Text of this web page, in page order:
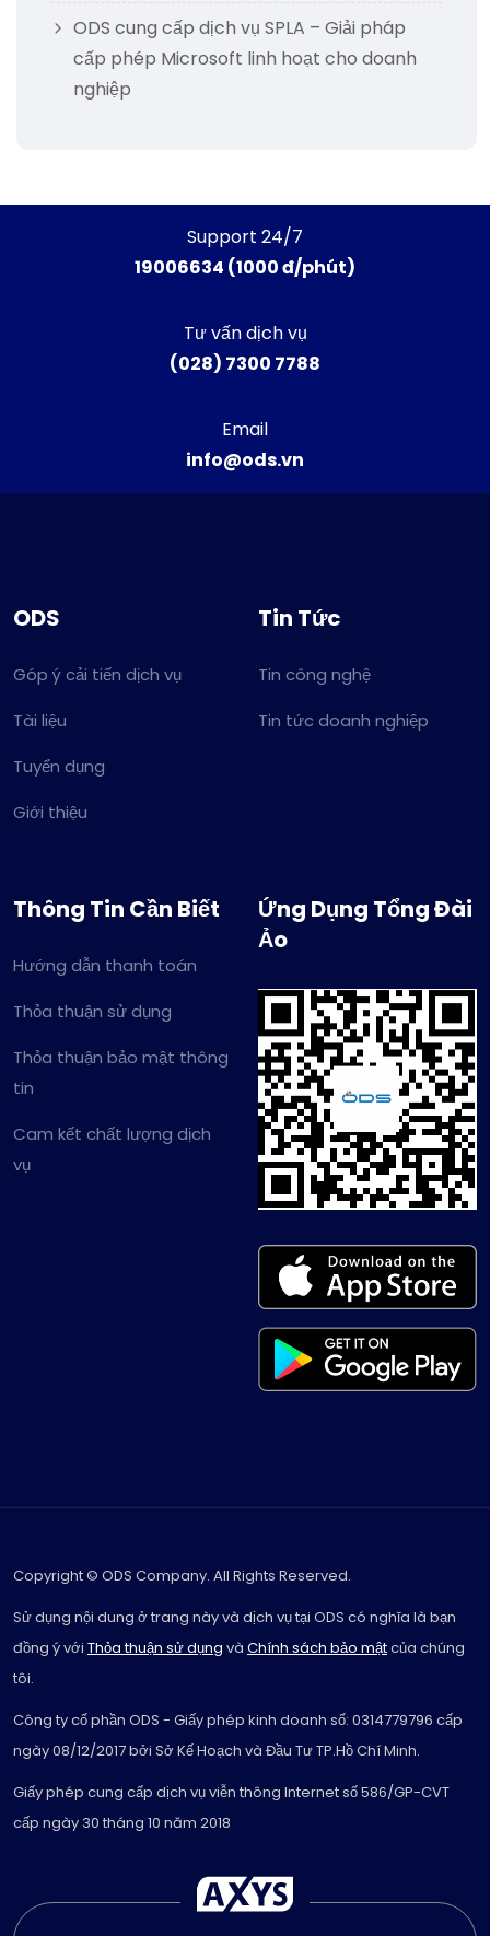
ODS cung cấp dịch vụ SPLA – Giải pháp
cấp phép Microsoft linh hoạt cho doanh
nghiệp
Support 24/7
19006634 (1000 đ/phút)
Tư vấn dịch vụ
(028) 7300 7788
Email
info@ods.vn
ODS
Góp ý cải tiến dịch vụ
Tài liệu
Tuyển dụng
Giới thiệu
Tin Tức
Tin công nghệ
Tin tức doanh nghiệp
Thông Tin Cần Biết
Hướng dẫn thanh toán
Thỏa thuận sử dụng
Thỏa thuận bảo mật thông
tin
Cam kết chất lượng dịch
vụ
Ứng Dụng Tổng Đài
Ảo
Copyright © ODS Company. All Rights Reserved.
Sử dụng nội dung ở trang này và dịch vụ tại ODS có nghĩa là bạn
đồng ý với Thỏa thuận sử dụng và Chính sách bảo mậtcủa chúng
tôi.
Công ty cổ phần ODS - Giấy phép kinh doanh số: 0314779796 cấp
ngày 08/12/2017 bởi Sở Kế Hoạch và Đầu Tư TP.Hồ Chí Minh.
Giấy phép cung cấp dịch vụ viễn thông Internet số 586/GP-CVT
cấp ngày 30 tháng 10 năm 2018